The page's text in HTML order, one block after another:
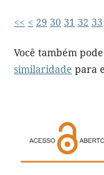
<< < 29 30 31 32 33
Você também pode
similaridade para